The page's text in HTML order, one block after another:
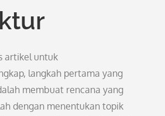
artikel untuk
langkah pertama yang
membuat rencana yang
dengan menentukan topik